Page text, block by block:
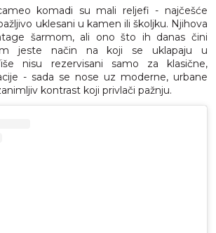
komadi su mali reljefi - najčešće
uklesani u kamen ili školjku. Njihova
šarmom, ali ono što ih danas čini
jeste način na koji se uklapaju u
nisu rezervisani samo za klasične,
- sada se nose uz moderne, urbane
kontrast koji privlači pažnju.